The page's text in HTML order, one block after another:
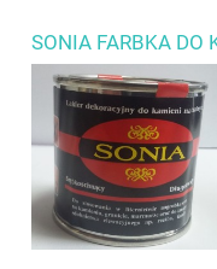
SONIA FARBKA DO